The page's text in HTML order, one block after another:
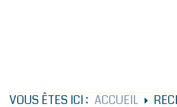
VOUS ÊTES ICI : ACCUEIL